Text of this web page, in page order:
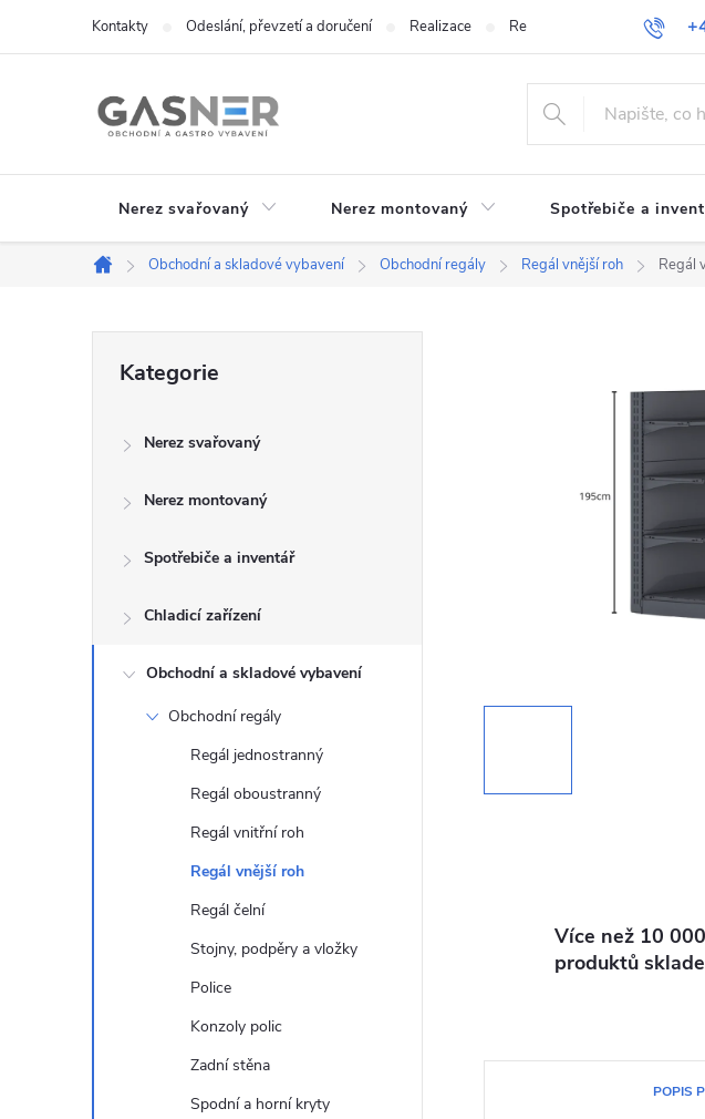
Kontakty Odeslání, převzetí a doručení Realizace Reklamace a vrácení zboží
Nerez svařovaný Nerez montovaný Spotřebiče a
Domů
Obchodní a skladové vybavení Obchodní regály Regál vnější roh Regál
a
kategorie
Kategorie
Nerez svařovaný
Nerez montovaný
Spotřebiče a inventář
Chladicí zařízení
Obchodní a skladové vybavení
Obchodní regály
Regál jednostranný
Regál oboustranný
Regál vnitřní roh
Regál vnější roh
Regál čelní
Stojny, podpěry a vložky
Police
Konzoly polic
Zadní stěna
Spodní a horní kryty
Více než 10 000
produktů
POPIS